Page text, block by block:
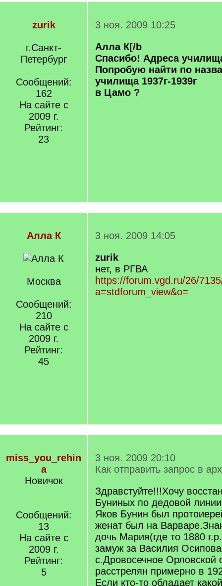
zurik
г.Санкт-
Петербург
Сообщений:
162
На сайте с
2009 г.
Рейтинг:
23
3 ноя. 2009 10:25
Алла К[/b
Спасибо! Адреса
Попробую найти по
училища 1937г-1939г
в Цамо ?
Алла К
Москва
Сообщений:
210
На сайте с
2009 г.
Рейтинг:
45
3 ноя. 2009 14:05
zurik
нет, в РГВА
https://forum.vgd.ru/26/
a=stdforum_view&o=
miss_you_rehin
a
Новичок
Сообщений:
13
На сайте с
2009 г.
Рейтинг:
5
3 ноя. 2009 20:10
Как отправить запрос в
Здравстуйте!!!Хочу
Буниных по дедовой
Яков Бунин был
женат был на
дочь Мария(где то 1880
замуж за Василия
с.Дровосечное
расстрелян примерно в
Если кто-то обладает